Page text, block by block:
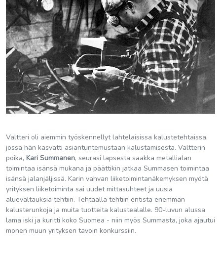
Valtteri oli aiemmin työskennellyt lahtelaisissa kalustetehtaissa,
jossa hän kasvatti asiantuntemustaan kalustamisesta. Valtterin
poika, Kari Summanen, seurasi lapsesta saakka metallialan
toimintaa isänsä mukana ja päättikin jatkaa Summasen toimintaa
isänsä jalanjäljissä. Karin vahvan liiketoimintanäkemyksen myötä
yrityksen liiketoiminta sai uudet mittasuhteet ja uusia
aluevaltauksia tehtiin. Tehtaalla tehtiin entistä enemmän
kalusterunkoja ja muita tuotteita kalustealalle. 90-luvun alussa
lama iski ja kuritti koko Suomea - niin myös Summasta, joka ajautui
monen muun yrityksen tavoin konkurssiin.